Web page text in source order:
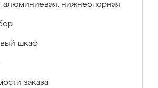
алюминиевая, нижнеопорная
шкаф
заказа